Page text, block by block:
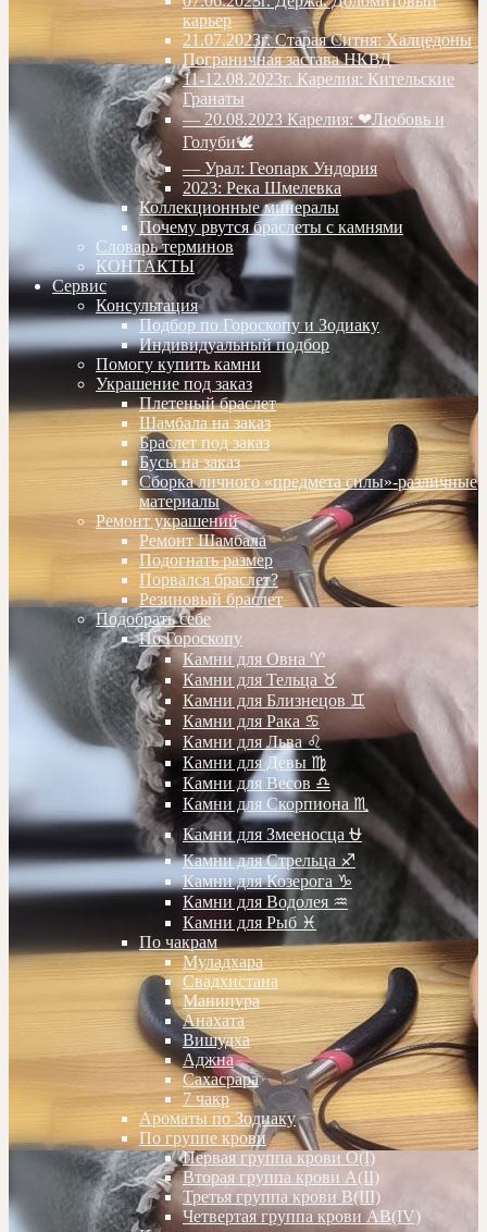
карьер
21.07.2023г. Старая Ситня: Халцедоны
Пограничная застава НКВД
11-12.08.2023г. Карелия: Кительские
Гранаты
— 20.08.2023 Карелия: ❤Любовь и
Голуби🕊
— Урал: Геопарк Ундория
2023: Река Шмелевка
Коллекционные минералы
Почему рвутся браслеты с камнями
Словарь терминов
КОНТАКТЫ
Сервис
Консультация
Подбор по Гороскопу и Зодиаку
Индивидуальный подбор
Помогу купить камни
Украшение под заказ
Плетеный браслет
Шамбала на заказ
Браслет под заказ
Бусы на заказ
Сборка личного «предмета силы»-различные
материалы
Ремонт украшений
Ремонт Шамбала
Подогнать размер
Порвался браслет?
Резиновый браслет
Подобрать себе
По Гороскопу
Камни для Овна ♈️
Камни для Тельца ♉️
Камни для Близнецов ♊️
Камни для Рака ♋️
Камни для Льва ♌️
Камни для Девы ♍️
Камни для Весов ♎️
Камни для Скорпиона ♏️
Камни для Змееносца ⛎
Камни для Стрельца ♐️
Камни для Козерога ♑️
Камни для Водолея ♒️
Камни для Рыб ♓️
По чакрам
Муладхара
Свадхистана
Манипура
Анахата
Вишудха
Аджна
Сахасрара
7 чакр
Ароматы по Зодиаку
По группе крови
Первая группа крови О(I)
Вторая группа крови А(II)
Третья группа крови В(III)
Четвертая группа крови АВ(IV)